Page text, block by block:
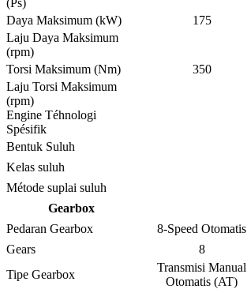
(Ps)
Daya Maksimum (kW)
175
Laju Daya Maksimum
(rpm)
Torsi Maksimum (Nm)
350
Laju Torsi Maksimum
(rpm)
Engine Téhnologi
Spésifik
Bentuk Suluh
Kelas suluh
Métode suplai suluh
Gearbox
Pedaran Gearbox
8-Speed ​​Otomatis
Gears
8
Tipe Gearbox
Transmisi Manual
Otomatis (AT)